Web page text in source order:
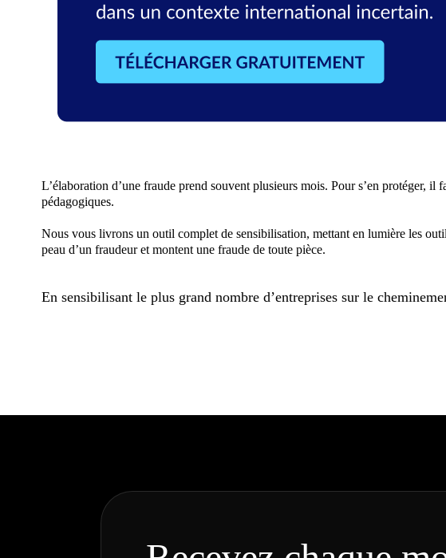
L’élaboration d’une fraude prend souvent plusieurs mois. Pour s’en protéger,
pédagogiques.
Nous vous livrons un outil complet de sensibilisation, mettant en lumière les
peau d’un fraudeur et montent une fraude de toute pièce.
En sensibilisant le plus grand nombre d’entreprises sur le